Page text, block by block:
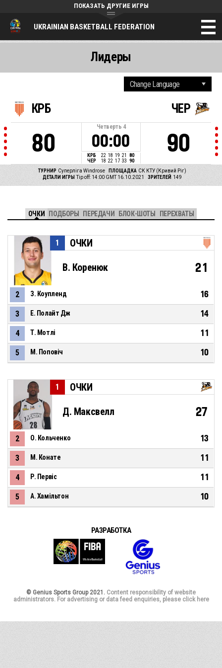
UKRAINIAN BASKETBALL FEDERATION
ПОКАЗАТЬ ДРУГИЕ ИГРЫ
КРБ
80
Четверть 4
00:00
КРБ 22 18 19 21
80
ЧЕР
18 22 17 33 90
ЧЕР
90
ТУРНИР Суперліга Windrose ПЛОЩАДКА СК КТУ (Кривий Ріг)
ДЕТАЛИ ИГРЫ Tip off: 14:00 GMT 16.10.2021 ЗРИТЕЛЕЙ 149
Лидеры
ОЧКИ ПОДБОРЫ ПЕРЕДАЧИ БЛОК-ШОТЫ ПЕРЕХВАТЫ
ОЧКИ
1
В. Коренюк 21
2 З. Коупленд 16
3 Е. Полайт Дж 14
4 Т. Мотлі 11
5 М. Поповіч 10
ОЧКИ
1
Д. Максвелл 27
2 О. Кольченко 13
3 М. Конате 11
4 Р. Первіс 11
5 А. Хамільтон 10
РАЗРАБОТКА
© Genius Sports Group 2021. Content responsibility of website
administrators. For advertising or data feed enquiries, please click here